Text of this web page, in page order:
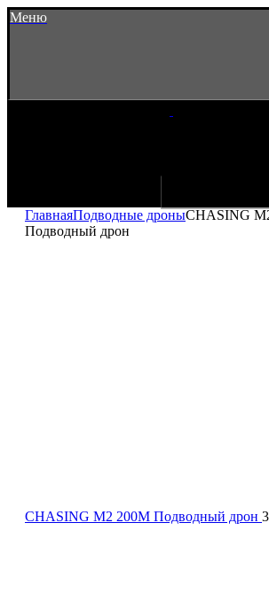
Меню
ГлавнаяПодводные дроныCHASING
Подводный дрон
CHASING M2 200M Подводный дрон